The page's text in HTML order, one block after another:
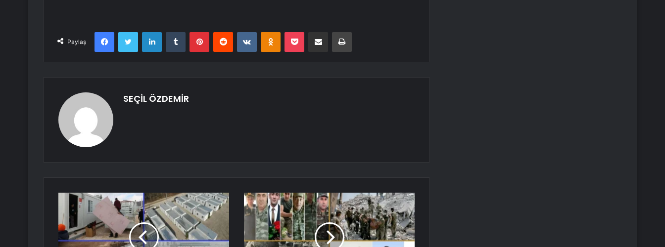
Paylaş
FacebookTwitter LinkedInTumblr PinterestReddit VKontakteOdnoklassniki
Pocket E-Posta ile paylaş Yazdır
SEÇİL ÖZDEMİR